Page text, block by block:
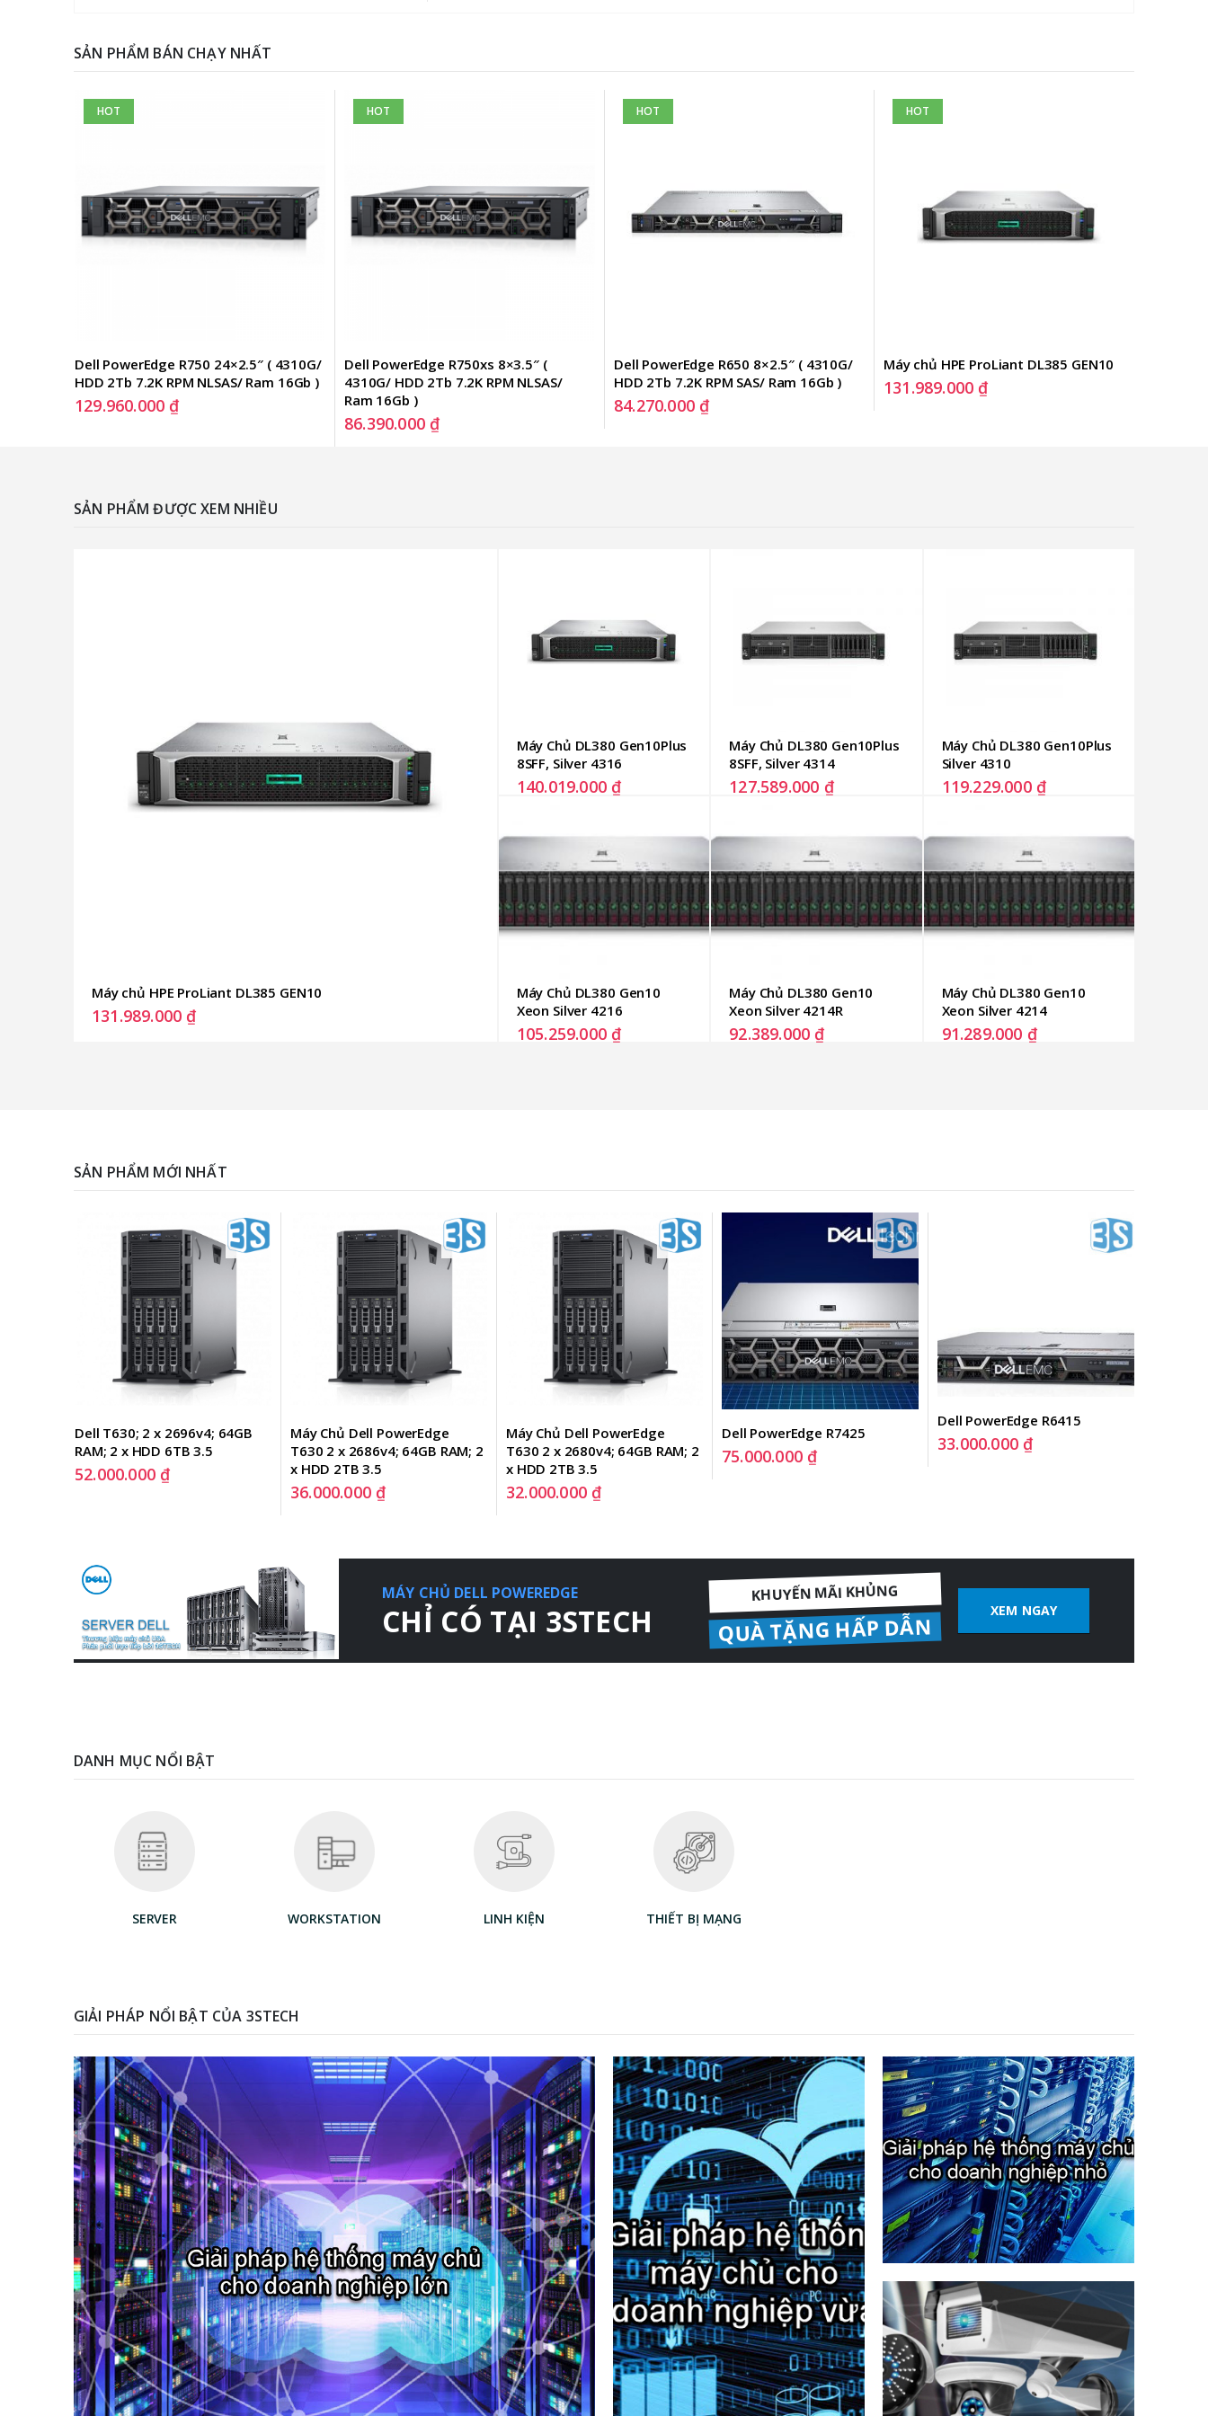
SẢN PHẨM BÁN CHẠY NHẤT
HOT
Dell PowerEdge R750 24×2.5″ ( 4310G/
HDD 2Tb 7.2K RPM NLSAS/ Ram 16Gb )
129.960.000 ₫
HOT
Dell PowerEdge R750xs 8×3.5″ (
4310G/ HDD 2Tb 7.2K RPM NLSAS/
Ram 16Gb )
86.390.000 ₫
HOT
Dell PowerEdge R650 8×2.5″ ( 4310G/
HDD 2Tb 7.2K RPM SAS/ Ram 16Gb )
84.270.000 ₫
HOT
Máy chủ HPE ProLiant DL385 GEN10
131.989.000 ₫
SẢN PHẨM ĐƯỢC XEM NHIỀU
Máy chủ HPE ProLiant DL385 GEN10
131.989.000 ₫
Máy Chủ DL380 Gen10Plus
8SFF, Silver 4316
140.019.000 ₫
Máy Chủ DL380 Gen10Plus
8SFF, Silver 4314
127.589.000 ₫
Máy Chủ DL380 Gen10Plus
Silver 4310
119.229.000 ₫
Máy Chủ DL380 Gen10
Xeon Silver 4216
105.259.000 ₫
Máy Chủ DL380 Gen10
Xeon Silver 4214R
92.389.000 ₫
Máy Chủ DL380 Gen10
Xeon Silver 4214
91.289.000 ₫
SẢN PHẨM MỚI NHẤT
Dell T630; 2 x 2696v4; 64GB
RAM; 2 x HDD 6TB 3.5
52.000.000 ₫
Máy Chủ Dell PowerEdge
T630 2 x 2686v4; 64GB RAM; 2
x HDD 2TB 3.5
36.000.000 ₫
Máy Chủ Dell PowerEdge
T630 2 x 2680v4; 64GB RAM; 2
x HDD 2TB 3.5
32.000.000 ₫
Dell PowerEdge R7425
75.000.000 ₫
Dell PowerEdge R6415
33.000.000 ₫
MÁY CHỦ DELL POWEREDGE
CHỈ CÓ TẠI 3STECH
KHUYẾN MÃI KHỦNG
QUÀ TẶNG HẤP DẪN
XEM NGAY
DANH MỤC NỔI BẬT
SERVER WORKSTATION LINH KIỆN THIẾT BỊ MẠNG
GIẢI PHÁP NỔI BẬT CỦA 3STECH